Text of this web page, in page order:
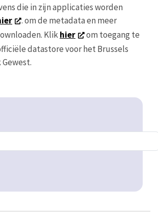
die in zijn applicaties worden
. om de metadata en meer
Klikhier
om toegang te
datastore voor het Brussels